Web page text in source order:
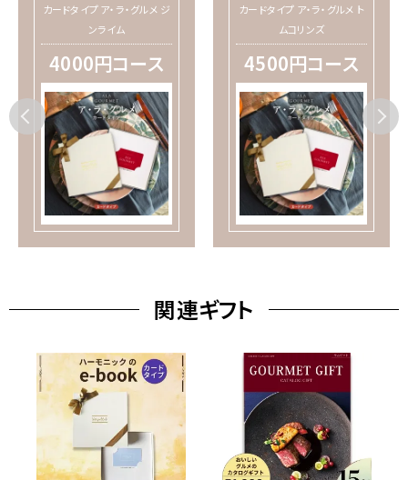
カードタイプ ア・ラ・グルメ ジ
ンライム
4000円コース
カードタイプ ア・ラ・グルメ ト
ムコリンズ
4500円コース
関連ギフト